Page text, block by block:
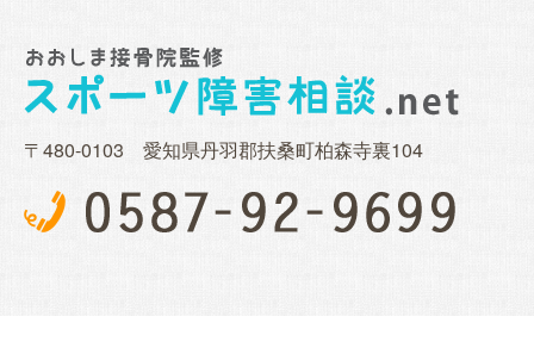
〒480-0103 愛知県丹羽郡扶桑町柏森寺裏104